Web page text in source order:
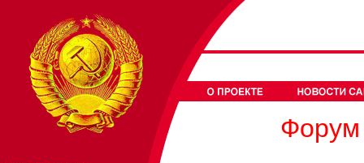
Форум